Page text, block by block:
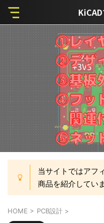
当サイトではアフ
商品を紹介していま
HOME > PCB設計 >